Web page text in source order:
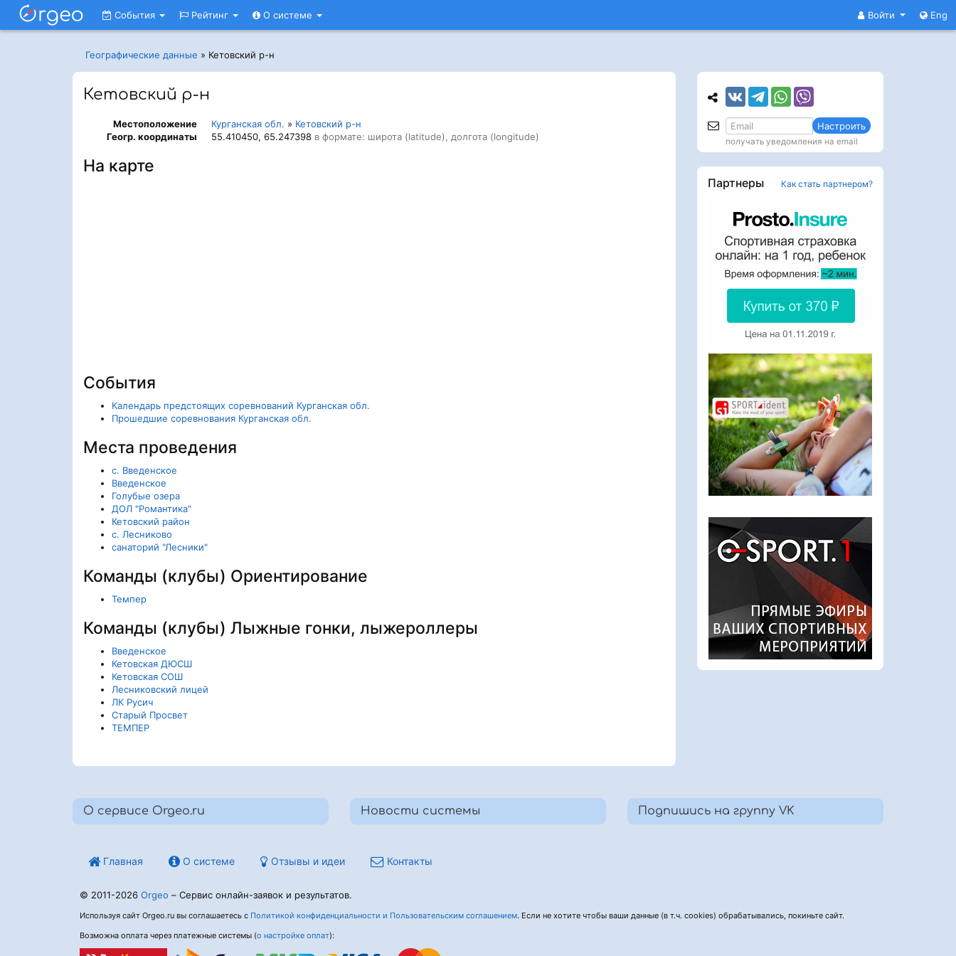
Войти Eng
События Рейтинг О системе
Географические данные » Кетовский р-н
Кетовский р-н
Местоположение Курганская обл. » Кетовский р-н
Геогр. координаты
55.410450, 65.247398 в формате: широта (latitude), долгота (longitude)
На карте
События
Календарь предстоящих соревнований Курганская обл.
Прошедшие соревнования Курганская обл.
Места проведения
c. Введенское
Введенское
Голубые озера
ДОЛ "Романтика"
Кетовский район
с. Лесниково
санаторий "Лесники"
Команды (клубы) Ориентирование
Темпер
Команды (клубы) Лыжные гонки, лыжероллеры
Введенское
Кетовская ДЮСШ
Кетовская СОШ
Лесниковский лицей
ЛК Русич
Старый Просвет
ТЕМПЕР
Настроить
получать уведомления на email
Партнеры Как стать партнером?
О сервисе Orgeo.ru Новости системы Подпишись на группу VK
Главная О системе Отзывы и идеи Контакты
© 2011-2026 Orgeo – Сервис онлайн-заявок и результатов.
Используя сайт Orgeo.ru вы соглашаетесь с Политикой конфиденциальности и Пользовательским соглашением. Если не хотите чтобы ваши данные (в т.ч. cookies) обрабатывались, покиньте сайт.
Возможна оплата через платежные системы (о настройке оплат):